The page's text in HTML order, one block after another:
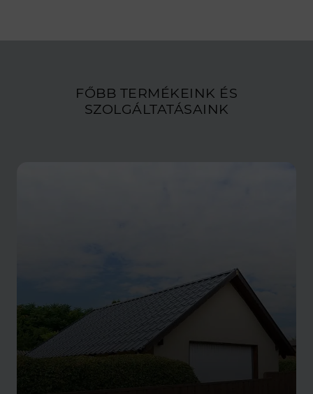
FŐBB TERMÉKEINK ÉS
SZOLGÁLTATÁSAINK